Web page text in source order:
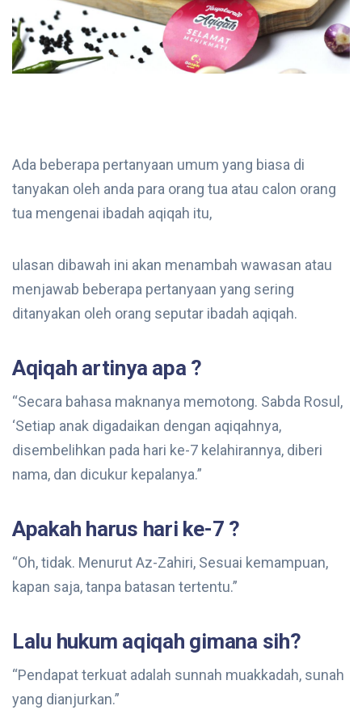
Ada beberapa pertanyaan umum yang biasa di
tanyakan oleh anda para orang tua atau calon orang
tua mengenai ibadah aqiqah itu,
ulasan dibawah ini akan menambah wawasan atau
menjawab beberapa pertanyaan yang sering
ditanyakan oleh orang seputar ibadah aqiqah.
Aqiqah artinya apa ?
“Secara bahasa maknanya memotong. Sabda Rosul,
‘Setiap anak digadaikan dengan aqiqahnya,
disembelihkan pada hari ke-7 kelahirannya, diberi
nama, dan dicukur kepalanya.”
Apakah harus hari ke-7 ?
“Oh, tidak. Menurut Az-Zahiri, Sesuai kemampuan,
kapan saja, tanpa batasan tertentu.”
Lalu hukum aqiqah gimana sih?
“Pendapat terkuat adalah sunnah muakkadah, sunah
yang dianjurkan.”